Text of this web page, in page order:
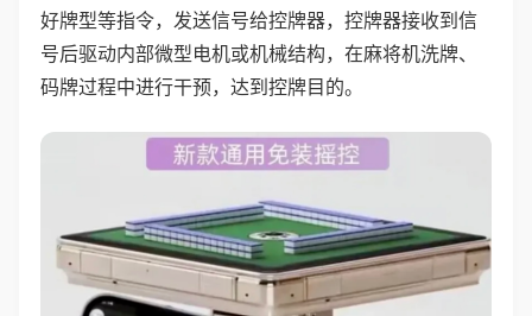
好牌型等指令，发送信号给控牌器，控牌器接收到信
号后驱动内部微型电机或机械结构，在麻将机洗牌、
码牌过程中进行干预，达到控牌目的。